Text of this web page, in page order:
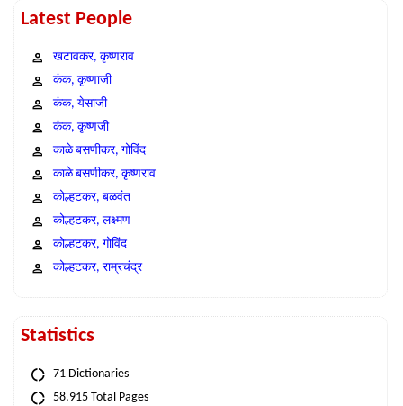
Latest People
खटावकर, कृष्णराव
कंक, कृष्णाजी
कंक, येसाजी
कंक, कृष्णजी
काळे बसणीकर, गोविंद
काळे बसणीकर, कृष्णराव
कोल्हटकर, बळवंत
कोल्हटकर, लक्ष्मण
कोल्हटकर, गोविंद
कोल्हटकर, राम्रचंद्र
Statistics
71 Dictionaries
58,915 Total Pages